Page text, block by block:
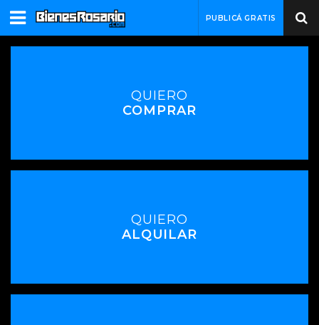
PUBLICÁ GRATIS
QUIERO
COMPRAR
QUIERO
ALQUILAR